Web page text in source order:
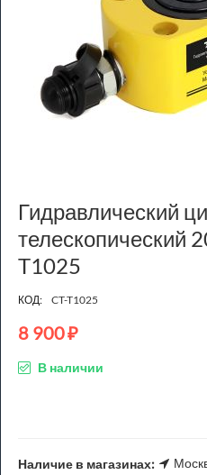
Гидравлический
телескопический
T1025
КОД: CT-T1025
8 900₽
В наличии
Наличие в магазинах: